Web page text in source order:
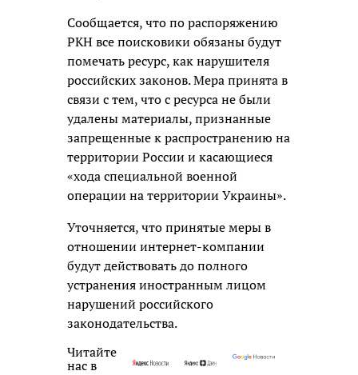
Сообщается, что по распоряжению
РКН все поисковики обязаны будут
помечать ресурс, как нарушителя
российских законов. Мера принята в
связи с тем, что с ресурса не были
удалены материалы, признанные
запрещенные к распространению на
территории России и касающиеся
«хода специальной военной
операции на территории Украины».
Уточняется, что принятые меры в
отношении интернет-компании
будут действовать до полного
устранения иностранным лицом
нарушений российского
законодательства.
Читайте
нас в